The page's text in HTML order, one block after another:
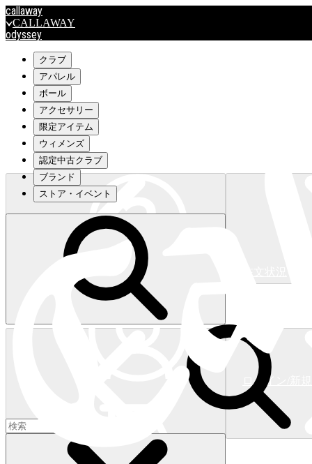
callaway
CALLAWAY
odyssey
travismathew
outlet
OUTLET
キャロウェイアパレルはこちら>>>
キャロウェイアパレルはこちら>>>
ログイン/新
クラブ
アパレル
ボール
アクセサリー
限定アイテム
ウィメンズ
認定中古クラブ
ブランド
ストア・イベント